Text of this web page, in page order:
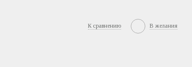
К сравнению В желания